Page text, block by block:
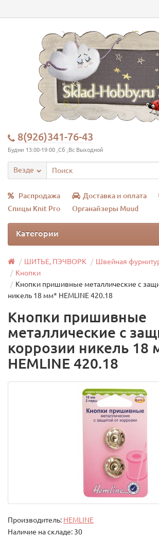
8(926)341-76-43
Будни 13:00-19:00 ,Сб ,Вс Выходной
Везде
Распродажа Доставка и оплата
Спицы Knit Pro
Органайзеры Muud
Категории
ШИТЬЕ, ПЭЧВОРК
Швейная
Кнопки
Кнопки пришивные металлические c
никель 18 мм* HEMLINE 420.18
Кнопки пришивные
металлические c
коррозии никель 18
HEMLINE 420.18
Производитель: HEMLINE
Наличие на складе: 30